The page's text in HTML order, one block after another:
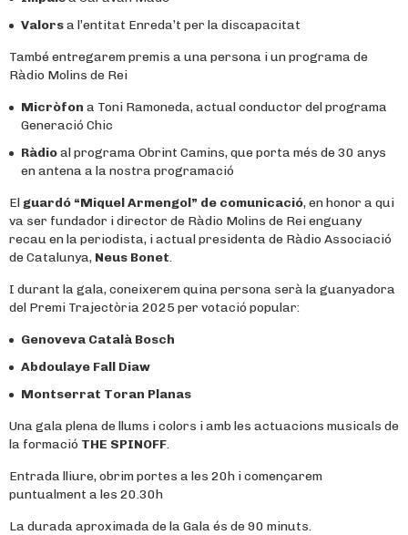
Valorsa l’entitat Enreda’t per la discapacitat
També entregarem premis a una persona i un programa de
Ràdio Molins de Rei
Micròfon a Toni Ramoneda, actual conductor del programa
Generació Chic
Ràdioal programa Obrint Camins, que porta més de 30 anys
en antena a la nostra programació
El guardó “Miquel Armengol” de comunicació, en honor a qui
va ser fundador i director de Ràdio Molins de Rei enguany
recau en la periodista, i actual presidenta de Ràdio Associació
de Catalunya, Neus Bonet.
I durant la gala, coneixerem quina persona serà la guanyadora
del Premi Trajectòria 2025 per votació popular:
Genoveva Català Bosch
Abdoulaye Fall Diaw
Montserrat Toran Planas
Una gala plena de llums i colors i amb les actuacions musicals de
la formació THE SPINOFF.
Entrada lliure, obrim portes a les 20h i començarem
puntualment a les 20.30h
La durada aproximada de la Gala és de 90 minuts.